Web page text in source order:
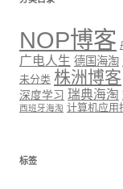
NOP博客
广电人生 德国海淘
未分类 株洲博客
深度学习 瑞典海淘
西班牙海淘 计算机应用
标签